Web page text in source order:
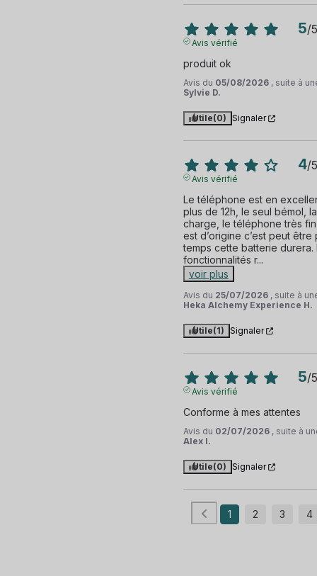
5/5
Avis vérifié
produit ok
Avis du 05/08/2026 , suite à
Sylvie D.
Utile(0) Signaler
4/5
Avis vérifié
Le téléphone est en
plus de 12h, le seul bémol,
charge, le téléphone très
est d’origine c’est peut
temps cette batterie
fonctionnalités r...
voir plus
Avis du 25/07/2026 , suite à
Heka Alchemy Experience H.
Utile(1) Signaler
5/5
Avis vérifié
Conforme à mes attentes
Avis du 02/07/2026 , suite à
Alex I.
Utile(0) Signaler
1 2 3 4